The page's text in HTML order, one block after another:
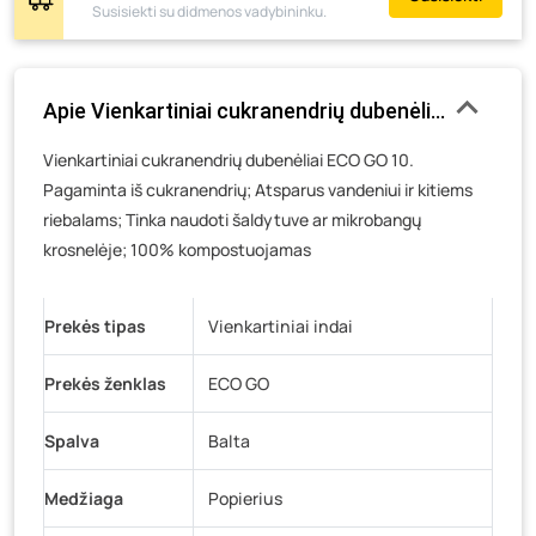
Pramonės g. 6E, Šilutė- 12 komplektų
Gedimino g. 54, Tauragė- 33 komplektai
Veteranų g. 11, Visaginas - 24 komplektai
Baravykų g. 1, Druskininkai- 0 komplektų
Vilniaus g. 89D, Ukmergė- 0 komplektų
K. Donelaičio g. 17, Rokiškis
- 0 komplektų
Susisiekti su didmenos vadybininku.
Apie Vienkartiniai cukranendrių dubenėliai ECO GO
Vienkartiniai cukranendrių dubenėliai ECO GO 10.
Pagaminta iš cukranendrių; Atsparus vandeniui ir kitiems
riebalams; Tinka naudoti šaldytuve ar mikrobangų
krosnelėje; 100% kompostuojamas
Prekės tipas Vienkartiniai indai
Prekės ženklas ECO GO
Spalva Balta
Medžiaga Popierius